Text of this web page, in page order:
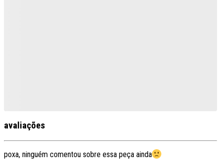
avaliações
poxa, ninguém comentou sobre essa peça ainda